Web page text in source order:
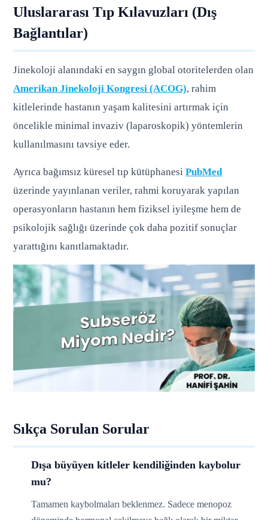
Uluslararası Tıp Kılavuzları (Dış
Bağlantılar)
Jinekoloji alanındaki en saygın global otoritelerden olan
Amerikan Jinekoloji Kongresi (ACOG), rahim
kitlelerinde hastanın yaşam kalitesini artırmak için
öncelikle minimal invaziv (laparoskopik) yöntemlerin
kullanılmasını tavsiye eder.
Ayrıca bağımsız küresel tıp kütüphanesiPubMed
üzerinde yayınlanan veriler, rahmi koruyarak yapılan
operasyonların hastanın hem fiziksel iyileşme hem de
psikolojik sağlığı üzerinde çok daha pozitif sonuçlar
yarattığını kanıtlamaktadır.
Sıkça Sorulan Sorular
Dışa büyüyen kitleler kendiliğinden kaybolur
mu?
Tamamen kaybolmaları beklenmez. Sadece menopoz